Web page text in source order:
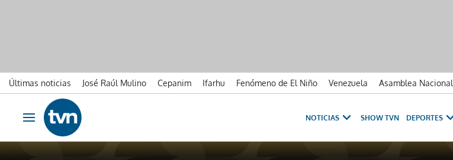
Últimas noticias José Raúl Mulino Cepanim Ifarhu Fenómeno de El Niño Venezuela Asamblea Nacional
Ir al contenido
Obrir navegació
NOTICIAS SHOW TVN DEPORTES